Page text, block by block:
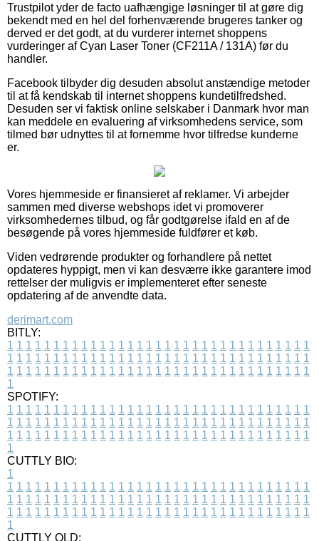
Trustpilot yder de facto uafhængige løsninger til at gøre dig
bekendt med en hel del forhenværende brugeres tanker og
derved er det godt, at du vurderer internet shoppens
vurderinger af Cyan Laser Toner (CF211A / 131A) før du
handler.
Facebook tilbyder dig desuden absolut anstændige metoder
til at få kendskab til internet shoppens kundetilfredshed.
Desuden ser vi faktisk online selskaber i Danmark hvor man
kan meddele en evaluering af virksomhedens service, som
tilmed bør udnyttes til at fornemme hvor tilfredse kunderne
er.
Vores hjemmeside er finansieret af reklamer. Vi arbejder
sammen med diverse webshops idet vi promoverer
virksomhedernes tilbud, og får godtgørelse ifald en af de
besøgende på vores hjemmeside fuldfører et køb.
Viden vedrørende produkter og forhandlere på nettet
opdateres hyppigt, men vi kan desværre ikke garantere imod
rettelser der muligvis er implementeret efter seneste
opdatering af de anvendte data.
derimart.com
BITLY:
1 1 1 1 1 1 1 1 1 1 1 1 1 1 1 1 1 1 1 1 1 1 1 1 1 1 1 1 1 1 1 1 1
1 1 1 1 1 1 1 1 1 1 1 1 1 1 1 1 1 1 1 1 1 1 1 1 1 1 1 1 1 1 1 1 1
1 1 1 1 1 1 1 1 1 1 1 1 1 1 1 1 1 1 1 1 1 1 1 1 1 1 1 1 1 1 1 1 1
1
SPOTIFY:
1 1 1 1 1 1 1 1 1 1 1 1 1 1 1 1 1 1 1 1 1 1 1 1 1 1 1 1 1 1 1 1 1
1 1 1 1 1 1 1 1 1 1 1 1 1 1 1 1 1 1 1 1 1 1 1 1 1 1 1 1 1 1 1 1 1
1 1 1 1 1 1 1 1 1 1 1 1 1 1 1 1 1 1 1 1 1 1 1 1 1 1 1 1 1 1 1 1 1
1
CUTTLY BIO:
1
1 1 1 1 1 1 1 1 1 1 1 1 1 1 1 1 1 1 1 1 1 1 1 1 1 1 1 1 1 1 1 1 1
1 1 1 1 1 1 1 1 1 1 1 1 1 1 1 1 1 1 1 1 1 1 1 1 1 1 1 1 1 1 1 1 1
1 1 1 1 1 1 1 1 1 1 1 1 1 1 1 1 1 1 1 1 1 1 1 1 1 1 1 1 1 1 1 1 1
1
CUTTLY OLD: